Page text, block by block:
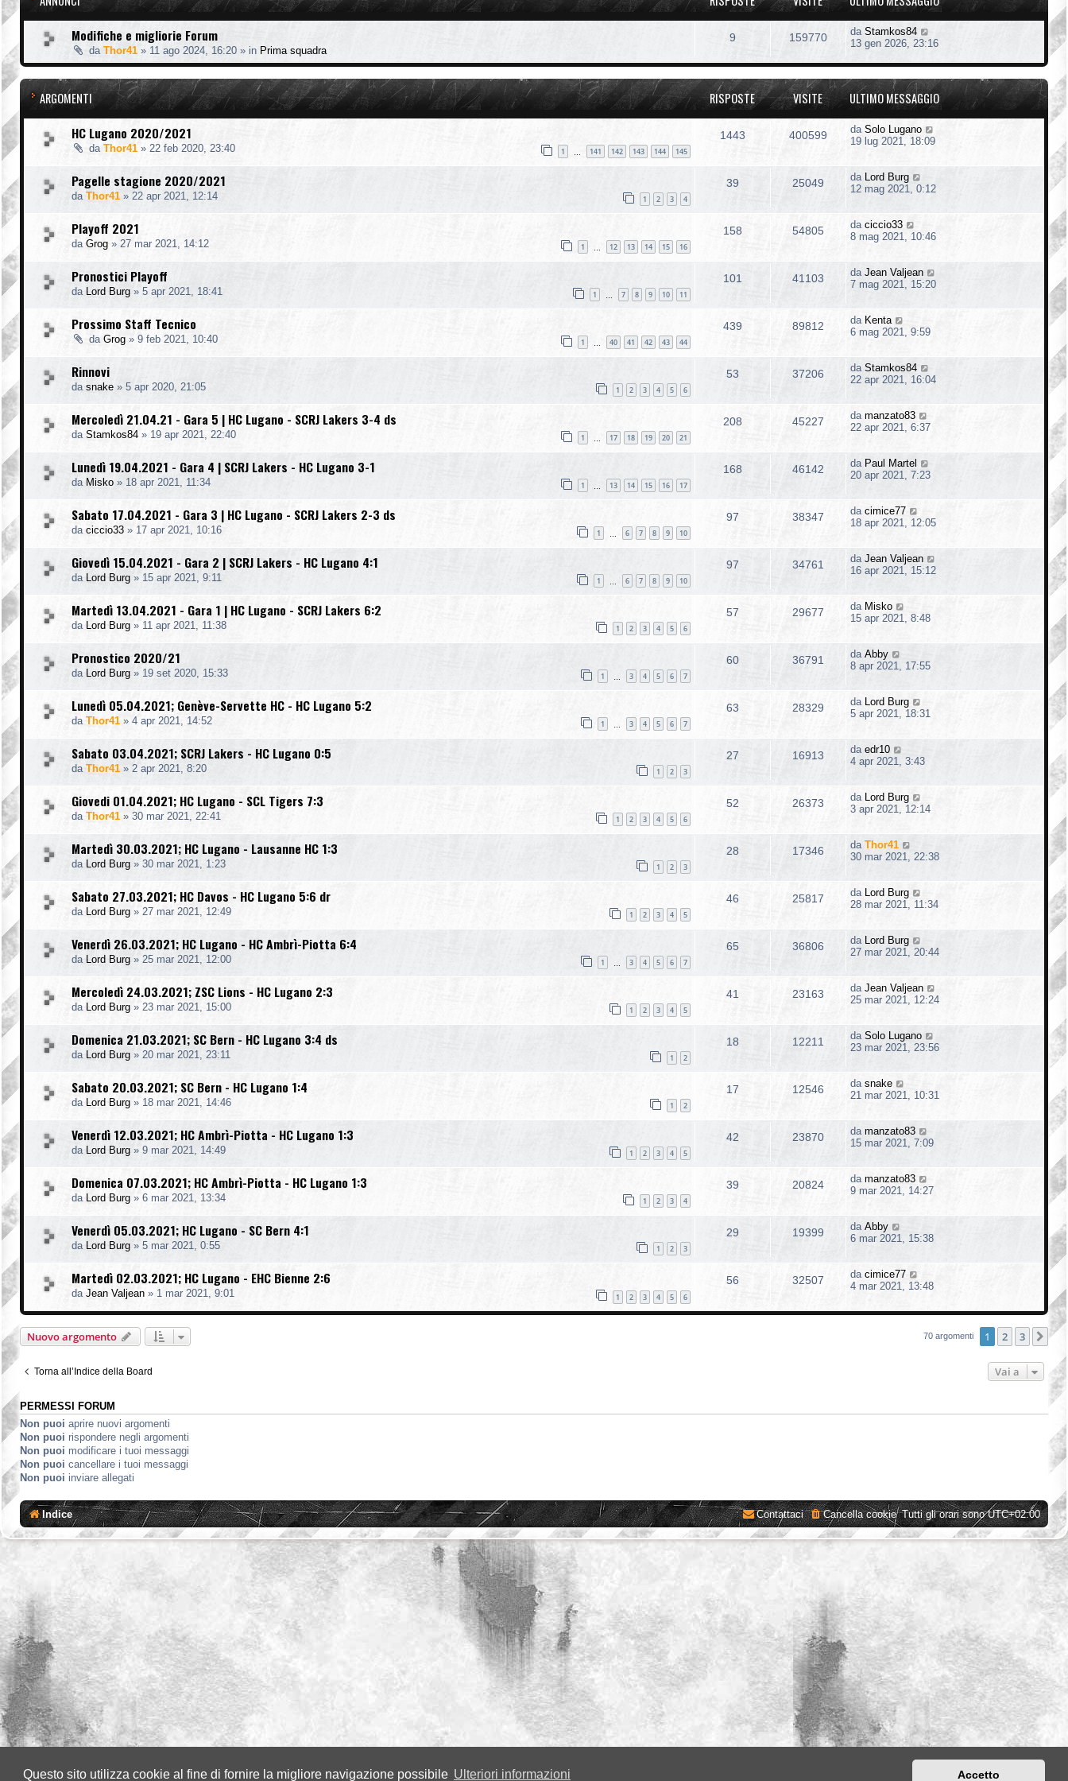
Questo sito utilizza cookie al fine di fornire la migliore navigazione possibile Ulteriori informazioni Accetto
Modifiche e migliorie Forum
da Thor41 » 11 ago 2024, 16:20 » in Prima squadra
9 159770 da Stamkos84
13 gen 2026, 23:16
ARGOMENTI RISPOSTE VISITE ULTIMO MESSAGGIO
HC Lugano 2020/2021
da Thor41 » 22 feb 2020, 23:40 1 141 142 143 144 145
1443 400599 da Solo Lugano
19 lug 2021, 18:09
Pagelle stagione 2020/2021
da Thor41 » 22 apr 2021, 12:14 1 2 3 4
39 25049 da Lord Burg
12 mag 2021, 0:12
Playoff 2021
da Grog » 27 mar 2021, 14:12 1 12 13 14 15 16
158 54805 da ciccio33
8 mag 2021, 10:46
Pronostici Playoff
da Lord Burg » 5 apr 2021, 18:41 1 7 8 9 10 11
101 41103 da Jean Valjean
7 mag 2021, 15:20
Prossimo Staff Tecnico
da Grog » 9 feb 2021, 10:40 1 40 41 42 43 44
439 89812 da Kenta
6 mag 2021, 9:59
Rinnovi
da snake » 5 apr 2020, 21:05 1 2 3 4 5 6
53 37206 da Stamkos84
22 apr 2021, 16:04
Mercoledì 21.04.21 - Gara 5 | HC Lugano - SCRJ Lakers 3-4 ds
da Stamkos84 » 19 apr 2021, 22:40 1 17 18 19 20 21
208 45227 da manzato83
22 apr 2021, 6:37
Lunedì 19.04.2021 - Gara 4 | SCRJ Lakers - HC Lugano 3-1
da Misko » 18 apr 2021, 11:34 1 13 14 15 16 17
168 46142 da Paul Martel
20 apr 2021, 7:23
Sabato 17.04.2021 - Gara 3 | HC Lugano - SCRJ Lakers 2-3 ds
da ciccio33 » 17 apr 2021, 10:16 1 6 7 8 9 10
97 38347 da cimice77
18 apr 2021, 12:05
Giovedì 15.04.2021 - Gara 2 | SCRJ Lakers - HC Lugano 4:1
da Lord Burg » 15 apr 2021, 9:11 1 6 7 8 9 10
97 34761 da Jean Valjean
16 apr 2021, 15:12
Martedì 13.04.2021 - Gara 1 | HC Lugano - SCRJ Lakers 6:2
da Lord Burg » 11 apr 2021, 11:38 1 2 3 4 5 6
57 29677 da Misko
15 apr 2021, 8:48
Pronostico 2020/21
da Lord Burg » 19 set 2020, 15:33 1 3 4 5 6 7
60 36791 da Abby
8 apr 2021, 17:55
Lunedì 05.04.2021; Genève-Servette HC - HC Lugano 5:2
da Thor41 » 4 apr 2021, 14:52 1 3 4 5 6 7
63 28329 da
Lord Burg
5 apr 2021, 18:31
Sabato 03.04.2021; SCRJ Lakers - HC Lugano 0:5
da Thor41 » 2 apr 2021, 8:20 1 2 3
27 16913 da edr10
4 apr 2021, 3:43
Giovedi 01.04.2021; HC Lugano - SCL Tigers 7:3
da Thor41 » 30 mar 2021, 22:41 1 2 3 4 5 6
52 26373 da
Lord Burg
3 apr 2021, 12:14
Martedì 30.03.2021; HC Lugano - Lausanne HC 1:3
da Lord Burg » 30 mar 2021, 1:23 1 2 3
28 17346 da Thor41
30 mar 2021, 22:38
Sabato 27.03.2021; HC Davos - HC Lugano 5:6 dr
da Lord Burg » 27 mar 2021, 12:49 1 2 3 4 5
46 25817 da
Lord Burg
28 mar 2021, 11:34
Venerdì 26.03.2021; HC Lugano - HC Ambrì-Piotta 6:4
da Lord Burg » 25 mar 2021, 12:00 1 3 4 5 6 7
65 36806 da
Lord Burg
27 mar 2021, 20:44
Mercoledì 24.03.2021; ZSC Lions - HC Lugano 2:3
da Lord Burg » 23 mar 2021, 15:00 1 2 3 4 5
41 23163 da Jean Valjean
25 mar 2021, 12:24
Domenica 21.03.2021; SC Bern - HC Lugano 3:4 ds
da Lord Burg » 20 mar 2021, 23:11 1 2
18 12211 da Solo Lugano
23 mar 2021, 23:56
Sabato 20.03.2021; SC Bern - HC Lugano 1:4
da Lord Burg » 18 mar 2021, 14:46 1 2
17 12546 da snake
21 mar 2021, 10:31
Venerdì 12.03.2021; HC Ambrì-Piotta - HC Lugano 1:3
da Lord Burg » 9 mar 2021, 14:49 1 2 3 4 5
42 23870 da manzato83
15 mar 2021, 7:09
Domenica 07.03.2021; HC Ambrì-Piotta - HC Lugano 1:3
da Lord Burg » 6 mar 2021, 13:34 1 2 3 4
39 20824 da manzato83
9 mar 2021, 14:27
Venerdì 05.03.2021; HC Lugano - SC Bern 4:1
da Lord Burg » 5 mar 2021, 0:55 1 2 3
29 19399 da Abby
6 mar 2021, 15:38
Martedì 02.03.2021; HC Lugano - EHC Bienne 2:6
da Jean Valjean » 1 mar 2021, 9:01 1 2 3 4 5 6
56 32507 da cimice77
4 mar 2021, 13:48
Nuovo argomento 70 argomenti 1 2 3
Torna all’Indice della Board Vai a
PERMESSI FORUM
Non puoi aprire nuovi argomenti
Non puoi rispondere negli argomenti
Non puoi modificare i tuoi messaggi
Non puoi cancellare i tuoi messaggi
Non puoi inviare allegati
Indice Tutti gli orari sonoUTC+02:00
Cancella cookie
Contattaci